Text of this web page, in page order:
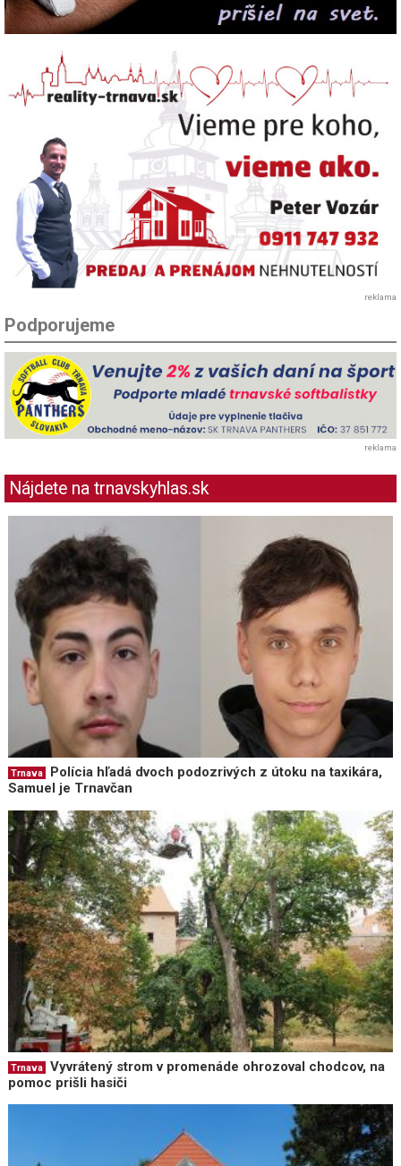
reklama
Podporujeme
reklama
Nájdete na trnavskyhlas.sk
Trnava
Polícia hľadá dvoch podozrivých z útoku na taxikára,
Samuel je Trnavčan
Trnava
Vyvrátený strom v promenáde ohrozoval chodcov, na
pomoc prišli hasiči